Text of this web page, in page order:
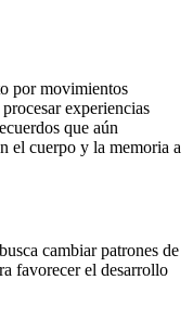
por movimientos
experiencias
que aún
el cuerpo y la memoria a
cambiar patrones de
favorecer el desarrollo